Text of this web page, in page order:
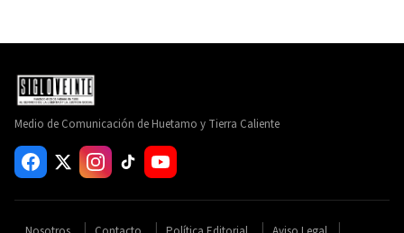
Medio de Comunicación de Huetamo y Tierra Caliente